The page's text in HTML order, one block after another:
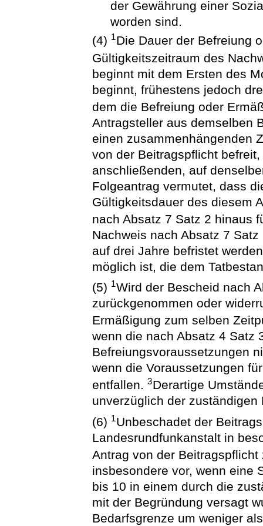
der Gewährung einer
worden sind.
(4) 1Die Dauer der Befreiung
Gültigkeitszeitraum des
beginnt mit dem Ersten des
beginnt, frühestens jedoch
dem die Befreiung oder
Antragsteller aus demselben
einen zusammenhängenden
von der Beitragspflicht
anschließenden, auf
Folgeantrag vermutet, dass
Gültigkeitsdauer des diesem
nach Absatz 7 Satz 2 hinaus
Nachweis nach Absatz 7
auf drei Jahre befristet
möglich ist, die dem
(5) 1Wird der Bescheid nach
zurückgenommen oder
Ermäßigung zum selben
wenn die nach Absatz 4 Satz
Befreiungsvoraussetzungen
wenn die Voraussetzungen
entfallen.3Derartige
unverzüglich der
(6) 1Unbeschadet der
Landesrundfunkanstalt in
Antrag von der
insbesondere vor, wenn eine
bis 10 in einem durch die
mit der Begründung versagt
Bedarfsgrenze um weniger